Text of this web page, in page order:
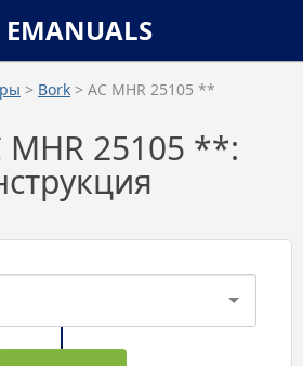
EMANUALS
> Bork > AC MHR 25105 **
MHR 25105 **: